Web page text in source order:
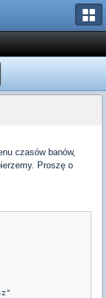
czasów banów,
Proszę o